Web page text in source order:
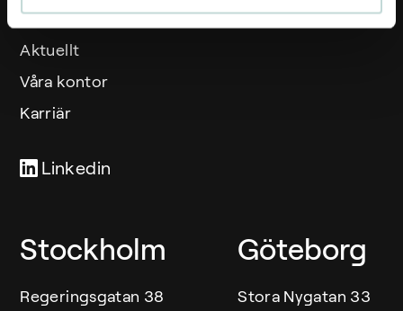
Medarbetare
Aktuellt
Våra kontor
Karriär
Linkedin
Våra kontor
Stockholm
Regeringsgatan 38
Göteborg
Stora Nygatan 33